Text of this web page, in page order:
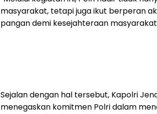
masyarakat, tetapi juga ikut berperan
pangan demi kesejahteraan
Sejalan dengan hal tersebut, Kapolri
menegaskan komitmen Polri dalam